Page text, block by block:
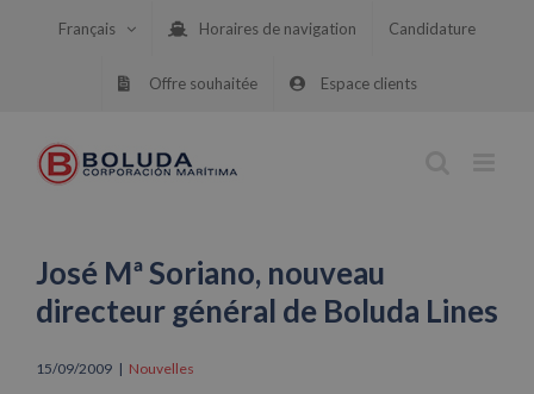
Français Horaires de navigation Candidature
Offre souhaitée Espace clients
José Mª Soriano, nouveau
directeur général de Boluda Lines
15/09/2009 | Nouvelles